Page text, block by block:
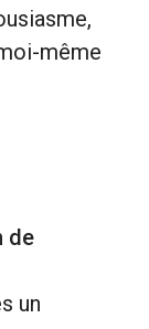
même
de
un